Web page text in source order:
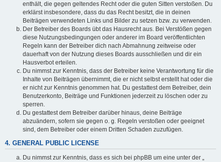
enthält, die gegen geltendes Recht oder die guten Sitten verstoßen. Du
erklärst insbesondere, dass du das Recht besitzt, die in deinen
Beiträgen verwendeten Links und Bilder zu setzen bzw. zu verwenden.
Der Betreiber des Boards übt das Hausrecht aus. Bei Verstößen gegen
diese Nutzungsbedingungen oder anderer im Board veröffentlichten
Regeln kann der Betreiber dich nach Abmahnung zeitweise oder
dauerhaft von der Nutzung dieses Boards ausschließen und dir ein
Hausverbot erteilen.
Du nimmst zur Kenntnis, dass der Betreiber keine Verantwortung für die
Inhalte von Beiträgen übernimmt, die er nicht selbst erstellt hat oder die
er nicht zur Kenntnis genommen hat. Du gestattest dem Betreiber, dein
Benutzerkonto, Beiträge und Funktionen jederzeit zu löschen oder zu
sperren.
Du gestattest dem Betreiber darüber hinaus, deine Beiträge
abzuändern, sofern sie gegen o. g. Regeln verstoßen oder geeignet
sind, dem Betreiber oder einem Dritten Schaden zuzufügen.
4. GENERAL PUBLIC LICENSE
Du nimmst zur Kenntnis, dass es sich bei phpBB um eine unter der „